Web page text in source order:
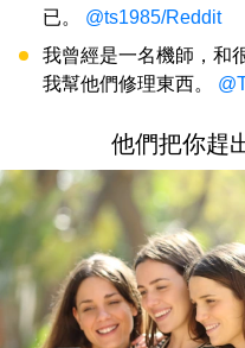
已。 @ts1985/Reddit
我曾經是一名機師，和
我幫他們修理東西。
他們把你趕